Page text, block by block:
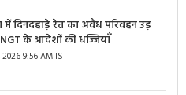
में दिनदहाड़े रेत का अवैध परिवहन उड़
NGT के आदेशों की धज्जियाँ
9:56 AM IST